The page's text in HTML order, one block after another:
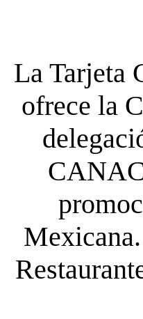
La Tarjeta
ofrece la